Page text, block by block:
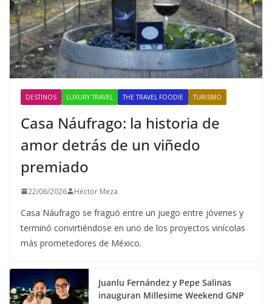
DESTINOS LUXURY TRAVEL THE TRAVEL FOODIE TURISMO
Casa Náufrago: la historia de
amor detrás de un viñedo
premiado
22/06/2026 Héctor Meza
Casa Náufrago se fraguó entre un juego entre jóvenes y
terminó convirtiéndose en uno de los proyectos vinícolas
más prometedores de México.
Juanlu Fernández y Pepe Salinas
inauguran Millesime Weekend GNP